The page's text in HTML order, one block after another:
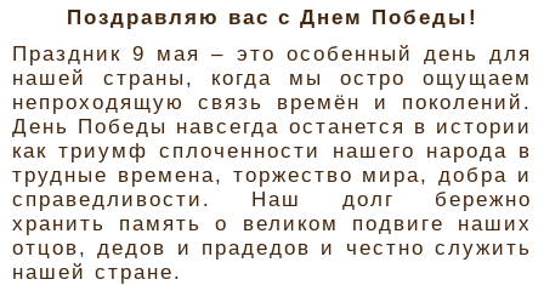
Поздравляю вас с Днем Победы!
Праздник 9 мая – это особенный день для
нашей страны, когда мы остро ощущаем
непроходящую связь времён и поколений.
День Победы навсегда останется в истории
как триумф сплоченности нашего народа в
трудные времена, торжество мира, добра и
справедливости. Наш долг бережно
хранить память о великом подвиге наших
отцов, дедов и прадедов и честно служить
нашей стране.